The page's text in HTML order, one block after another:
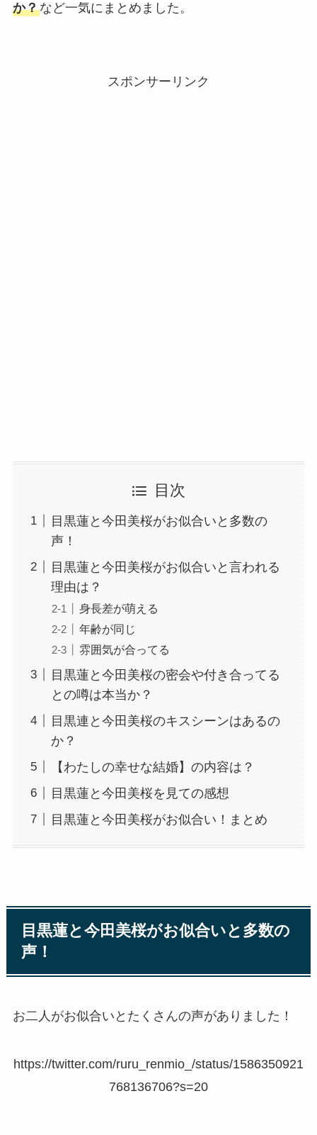
か？など一気にまとめました。
スポンサーリンク
目次
目黒蓮と今田美桜がお似合いと多数の
声！
目黒蓮と今田美桜がお似合いと言われる
理由は？
身長差が萌える
年齢が同じ
雰囲気が合ってる
目黒蓮と今田美桜の密会や付き合ってる
との噂は本当か？
目黒連と今田美桜のキスシーンはあるの
か？
【わたしの幸せな結婚】の内容は？
目黒蓮と今田美桜を見ての感想
目黒蓮と今田美桜がお似合い！まとめ
目黒蓮と今田美桜がお似合いと多数の
声！
お二人がお似合いとたくさんの声がありました！
https://twitter.com/ruru_renmio_/status/1586350921
768136706?s=20